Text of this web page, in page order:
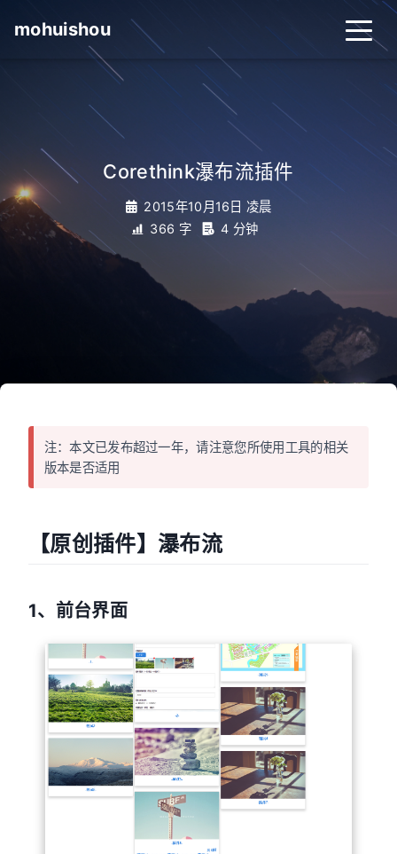
mohuishou
Corethink瀑布流插件
2015年10月16日 凌晨
366 字
4 分钟
注：本文已发布超过一年，请注意您所使用工具的相关
版本是否适用
【原创插件】瀑布流
1、前台界面